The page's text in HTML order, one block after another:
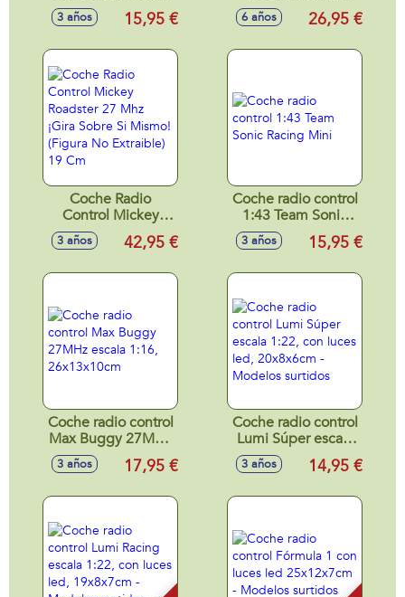
1:20, 24.5x12x11.5
cm, echa humo -
3 años 15,95 €
Jeep Renegade
Escala 1:24
6 años 26,95 €
Coche Radio
Control Mickey
Roadster 27 Mhz
¡Gira Sobre Si
3 años 42,95 €
Coche radio control
1:43 Team Sonic
Racing Mini
3 años 15,95 €
Coche radio control
Max Buggy 27MHz
escala 1:16,
26x13x10cm
3 años 17,95 €
Coche radio control
Lumi Súper escala
1:22, con luces led,
20x8x6cm -
3 años 14,95 €